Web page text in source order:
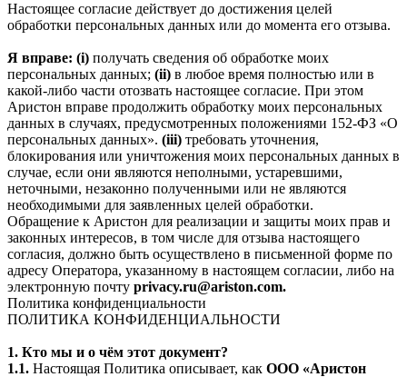
Настоящее согласие действует до достижения целей
обработки персональных данных или до момента его отзыва.
Я вправе: (i) получать сведения об обработке моих
персональных данных; (ii) в любое время полностью или в
какой-либо части отозвать настоящее согласие. При этом
Аристон вправе продолжить обработку моих персональных
данных в случаях, предусмотренных положениями 152-ФЗ «О
персональных данных». (iii) требовать уточнения,
блокирования или уничтожения моих персональных данных в
случае, если они являются неполными, устаревшими,
неточными, незаконно полученными или не являются
необходимыми для заявленных целей обработки.
Обращение к Аристон для реализации и защиты моих прав и
законных интересов, в том числе для отзыва настоящего
согласия, должно быть осуществлено в письменной форме по
адресу Оператора, указанному в настоящем согласии, либо на
электронную почту privacy.ru@ariston.com.
Политика конфиденциальности
ПОЛИТИКА КОНФИДЕНЦИАЛЬНОСТИ
1. Кто мы и о чём этот документ?
1.1. Настоящая Политика описывает, как ООО «Аристон